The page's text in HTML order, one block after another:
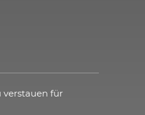
verstauen für